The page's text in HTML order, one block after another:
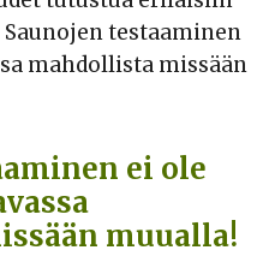
testaaminen
mahdollista missään
ei ole
muualla!